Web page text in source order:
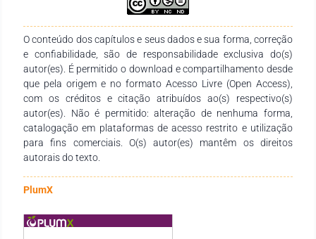
assim a Assistência Farmacêutica se mostra uma prática
medicamentos e adesão ao tratamento. A Assistência
Farmacêutica vinculada ao novo paradigma de serviços
clínicos realizados por Farmacêuticos que são exequíveis e
contribuem para a diminuição da pressão arterial de
pacientes hipertensos.
O conteúdo dos capítulos e seus dados e sua forma, correção
e confiabilidade, são de responsabilidade exclusiva do(s)
autor(es). É permitido o download e compartilhamento desde
que pela origem e no formato Acesso Livre (Open Access),
com os créditos e citação atribuídos ao(s) respectivo(s)
autor(es). Não é permitido: alteração de nenhuma forma,
catalogação em plataformas de acesso restrito e utilização
para fins comerciais. O(s) autor(es) mantêm os direitos
autorais do texto.
PlumX